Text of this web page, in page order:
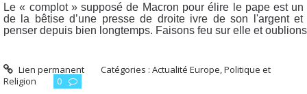
Le « complot » supposé de Macron pour élire le pape est
de la bêtise d’une presse de droite ivre de son l'argent
penser depuis bien longtemps. Faisons feu sur elle et
Lien permanent Catégories :Actualité Europe,Politique et
Religion
0